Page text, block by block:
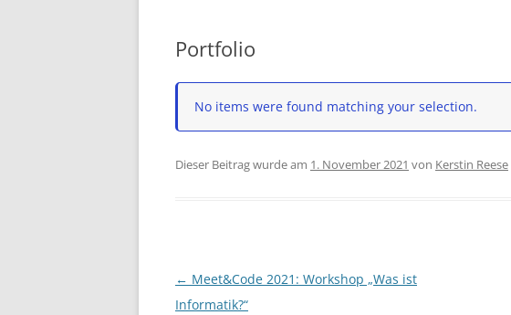
Portfolio
No items were found matching your selection.
Dieser Beitrag wurde am 1. November 2021 von Kerstin Reese
Beitragsnavigation
← Meet&Code 2021: Workshop „Was ist
Informatik?“